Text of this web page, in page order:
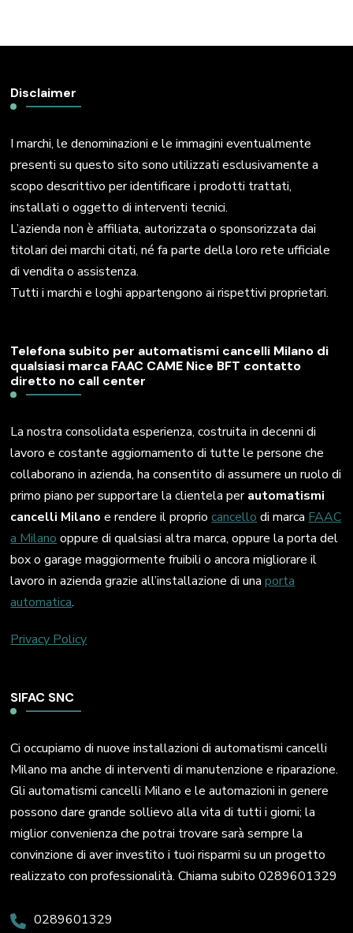
Disclaimer
I marchi, le denominazioni e le immagini eventualmente
presenti su questo sito sono utilizzati esclusivamente a
scopo descrittivo per identificare i prodotti trattati,
installati o oggetto di interventi tecnici.
L’azienda non è affiliata, autorizzata o sponsorizzata dai
titolari dei marchi citati, né fa parte della loro rete ufficiale
di vendita o assistenza.
Tutti i marchi e loghi appartengono ai rispettivi proprietari.
Telefona subito per automatismi cancelli Milano di
qualsiasi marca FAAC CAME Nice BFT contatto
diretto no call center
La nostra consolidata esperienza, costruita in decenni di
lavoro e costante aggiornamento di tutte le persone che
collaborano in azienda, ha consentito di assumere un ruolo di
primo piano per supportare la clientela perautomatismi
cancelli Milano e rendere il propriocancellodi marcaFAAC
a Milanooppure di qualsiasi altra marca, oppure la porta del
box o garage maggiormente fruibili o ancora migliorare il
lavoro in azienda grazie all’installazione di unaporta
automatica.
Privacy Policy
SIFAC SNC
Ci occupiamo di nuove installazioni di automatismi cancelli
Milano ma anche di interventi di manutenzione e riparazione.
Gli automatismi cancelli Milano e le automazioni in genere
possono dare grande sollievo alla vita di tutti i giorni; la
miglior convenienza che potrai trovare sarà sempre la
convinzione di aver investito i tuoi risparmi su un progetto
realizzato con professionalità. Chiama subito 0289601329
0289601329